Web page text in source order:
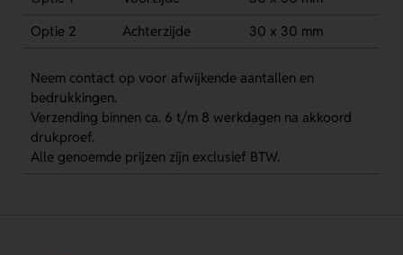
Optie 2
Achterzijde 30 x 30 mm
Neem contact op voor afwijkende aantallen en
bedrukkingen.
Verzending binnen ca. 6 t/m 8 werkdagen na akkoord
drukproef.
Alle genoemde prijzen zijn exclusief BTW.